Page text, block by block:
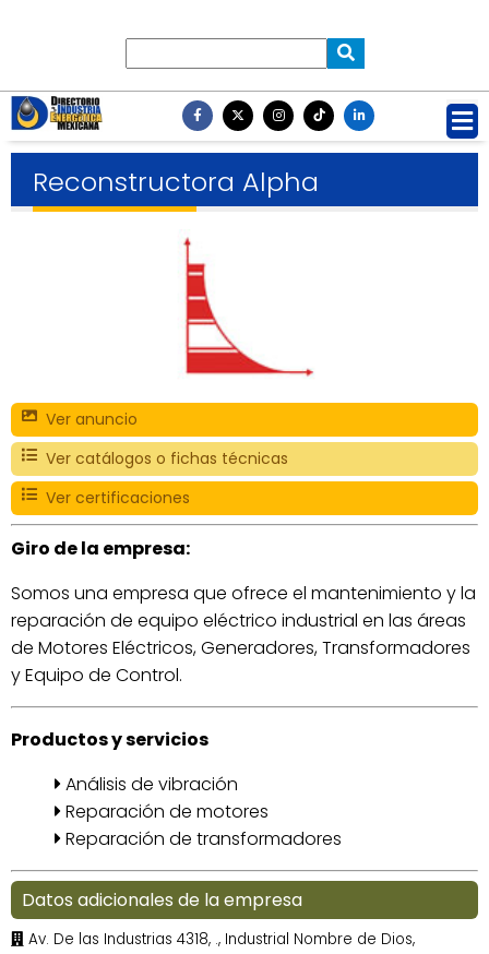
Reconstructora Alpha
Ver anuncio
Ver catálogos o fichas técnicas
Ver certificaciones
Giro de la empresa:
Somos una empresa que ofrece el mantenimiento y la
reparación de equipo eléctrico industrial en las áreas
de Motores Eléctricos, Generadores, Transformadores
y Equipo de Control.
Productos y servicios
Análisis de vibración
Reparación de motores
Reparación de transformadores
Datos adicionales de la empresa
Av. De las Industrias 4318, ., Industrial Nombre de Dios,